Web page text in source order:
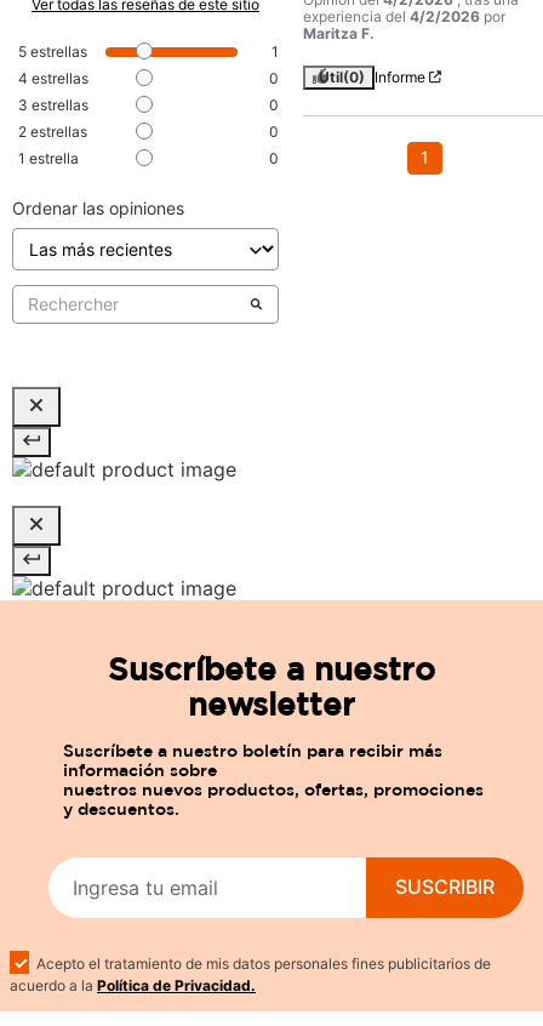
Ver todas las reseñas de este sitio
5 estrellas
1
4 estrellas
0
3 estrellas
0
2 estrellas
0
1 estrella 0
Ordenar las opiniones
experiencia del 4/2/2026 por
Maritza F.
Útil(0) Informe
1
Suscríbete a nuestro
newsletter
SUSCRIBIR
Acepto el tratamiento de mis datos personales fines publicitarios de
acuerdo a la Política de Privacidad.